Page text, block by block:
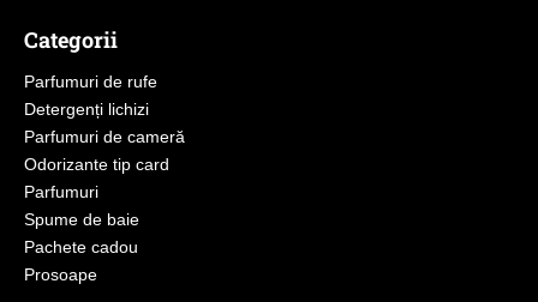
Categorii
Parfumuri de rufe
Detergenți lichizi
Parfumuri de cameră
Odorizante tip card
Parfumuri
Spume de baie
Pachete cadou
Prosoape